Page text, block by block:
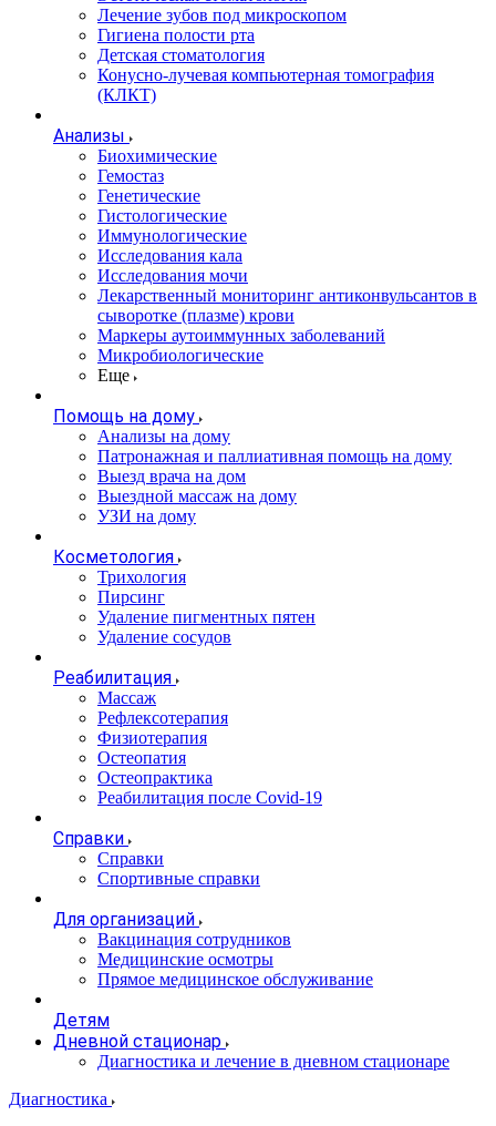
Лечение зубов под микроскопом
Гигиена полости рта
Детская стоматология
Конусно-лучевая компьютерная томография
(КЛКТ)
Анализы
Биохимические
Гемостаз
Генетические
Гистологические
Иммунологические
Исследования кала
Исследования мочи
Лекарственный мониторинг антиконвульсантов в
сыворотке (плазме) крови
Маркеры аутоиммунных заболеваний
Микробиологические
Еще
Помощь на дому
Анализы на дому
Патронажная и паллиативная помощь на дому
Выезд врача на дом
Выездной массаж на дому
УЗИ на дому
Косметология
Трихология
Пирсинг
Удаление пигментных пятен
Удаление сосудов
Реабилитация
Массаж
Рефлексотерапия
Физиотерапия
Остеопатия
Остеопрактика
Реабилитация после Covid-19
Справки
Справки
Спортивные справки
Для организаций
Вакцинация сотрудников
Медицинские осмотры
Прямое медицинское обслуживание
Детям
Дневной стационар
Диагностика и лечение в дневном стационаре
Диагностика